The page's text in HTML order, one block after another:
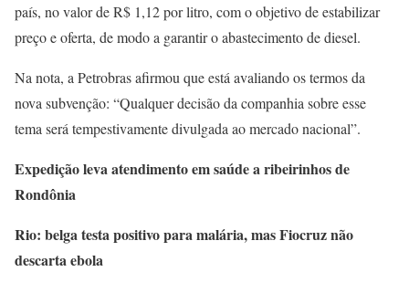
país, no valor de R$ 1,12 por litro, com o objetivo de estabilizar
preço e oferta, de modo a garantir o abastecimento de diesel.
Na nota, a Petrobras afirmou que está avaliando os termos da
nova subvenção: “Qualquer decisão da companhia sobre esse
tema será tempestivamente divulgada ao mercado nacional”.
Expedição leva atendimento em saúde a ribeirinhos de
Rondônia
Rio: belga testa positivo para malária, mas Fiocruz não
descarta ebola